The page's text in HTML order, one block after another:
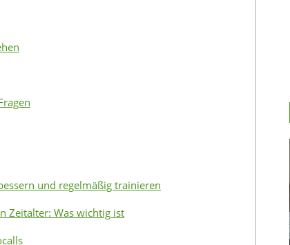
und regelmäßig trainieren
Zeitalter: Was wichtig ist